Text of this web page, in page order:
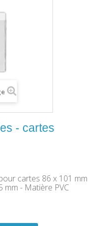
- cartes
cartes 86 x 101 mm
- Matière PVC